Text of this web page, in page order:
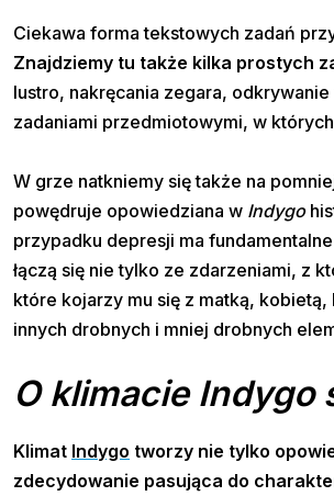
Ciekawa forma tekstowych zadań
Znajdziemy tu także kilka prostych
lustro, nakręcania zegara,
zadaniami przedmiotowymi, w
W grze natkniemy się także na
powędruje opowiedziana w Indygo
przypadku depresji ma
łączą się nie tylko ze zdarzeniami, z
które kojarzy mu się z matką,
innych drobnych i mniej drobnych
O klimacie Indygo
Klimat Indygo tworzy nie tylko
zdecydowanie pasująca do